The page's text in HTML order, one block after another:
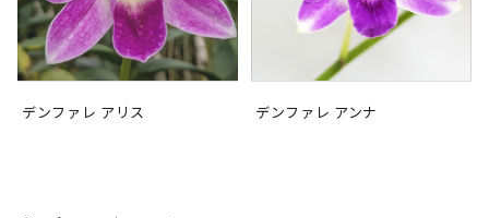
デンファレ アリス デンファレ アンナ